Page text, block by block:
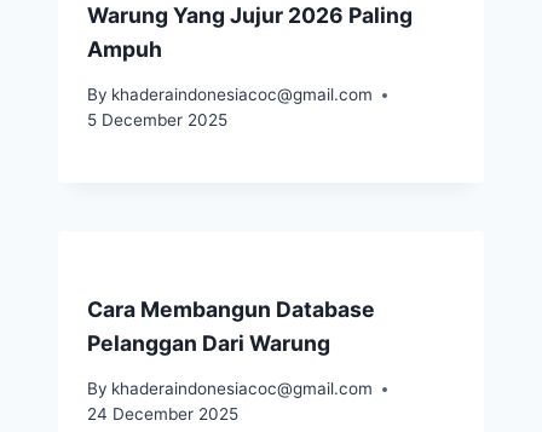
Warung Yang Jujur 2026 Paling
Ampuh
By khaderaindonesiacoc@gmail.com
5 December 2025
Cara Membangun Database
Pelanggan Dari Warung
By khaderaindonesiacoc@gmail.com
24 December 2025